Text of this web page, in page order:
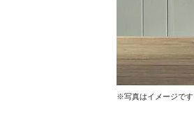
※写真はイメージです